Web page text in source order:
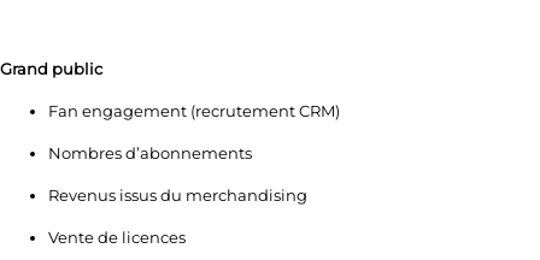
Grand public
Fan engagement (recrutement CRM)
Nombres d’abonnements
Revenus issus du merchandising
Vente de licences